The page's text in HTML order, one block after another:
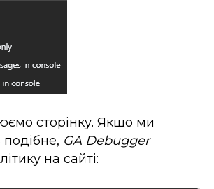
сторінку. Якщо ми
GA Debugger
на сайті: